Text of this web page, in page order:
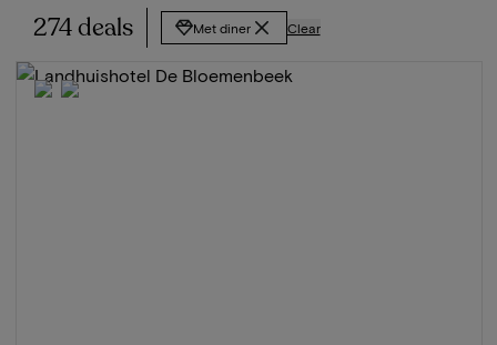
274 deals Met diner Clear